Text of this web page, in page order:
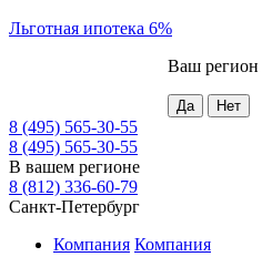
Льготная ипотека 6%
Ваш регион
8 (495) 565-30-55
8 (495) 565-30-55
В вашем регионе
8 (812) 336-60-79
Санкт-Петербург
Компания Компания